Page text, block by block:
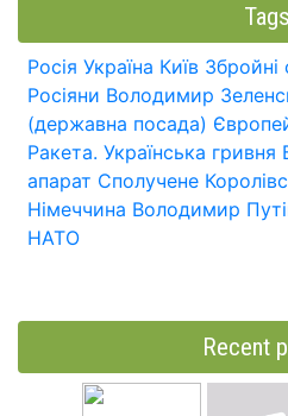
Tags
Росія Україна Київ Збройні
Росіяни Володимир
(державна посада)
Ракета. Українська гривня
апарат Сполучене
Німеччина Володимир
НАТО
Recent